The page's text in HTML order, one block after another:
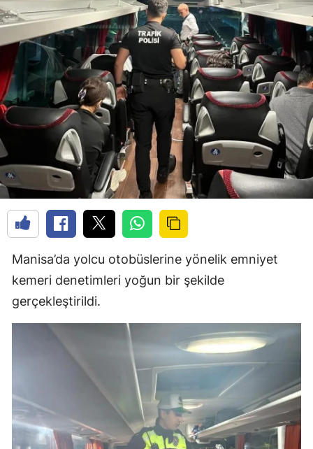
Manisa’da yolcu otobüslerine yönelik emniyet
kemeri denetimleri yoğun bir şekilde
gerçekleştirildi.